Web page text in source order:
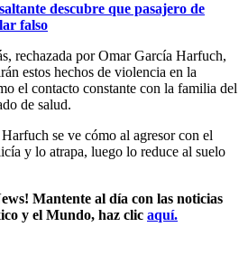
descubre que pasajero de
falso
rechazada por Omar García Harfuch,
estos hechos de violencia en la
el contacto constante con la familia del
de salud.
se ve cómo al agresor con el
y lo atrapa, luego lo reduce al suelo
Mantente al día con las noticias
y el Mundo, haz clic aquí.